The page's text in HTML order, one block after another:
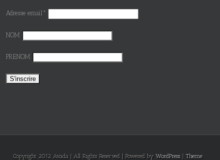
Adresse email*
NOM
PRENOM
Copyright 2012 Avada | All Rights Reserved | Powered by WordPress| Theme